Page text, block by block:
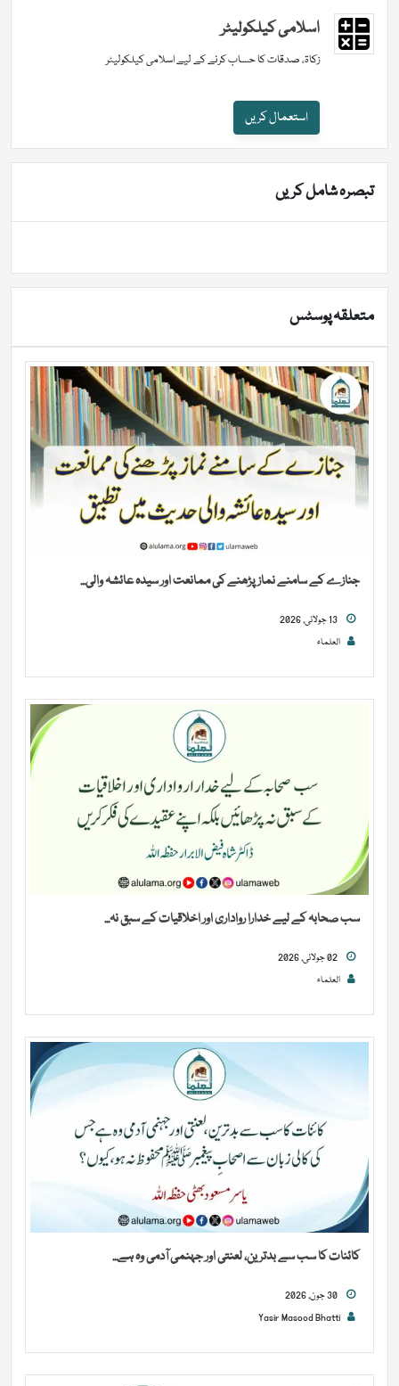
اسلامی کیلکولیٹر
زکاۃ، صدقات کا حساب کرنے کے لیے اسلامی کیلکولیٹر
استعمال کریں
تبصرہ شامل کریں
متعلقہ پوسٹس
جنازے کے سامنے نماز پڑھنے کی ممانعت اور سیدہ عائشہ والی...
العلماء
سب صحابہ کے لیے خدارا رواداری اور اخلاقیات کے سبق نہ...
العلماء
کائنات کا سب سے بدترین، لعنتی اور جہنمی آدمی وہ ہے...
Yasir Masood Bhatti